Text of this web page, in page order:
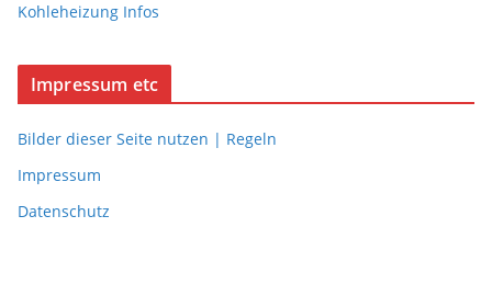
Kohleheizung Infos
Impressum etc
Bilder dieser Seite nutzen | Regeln
Impressum
Datenschutz